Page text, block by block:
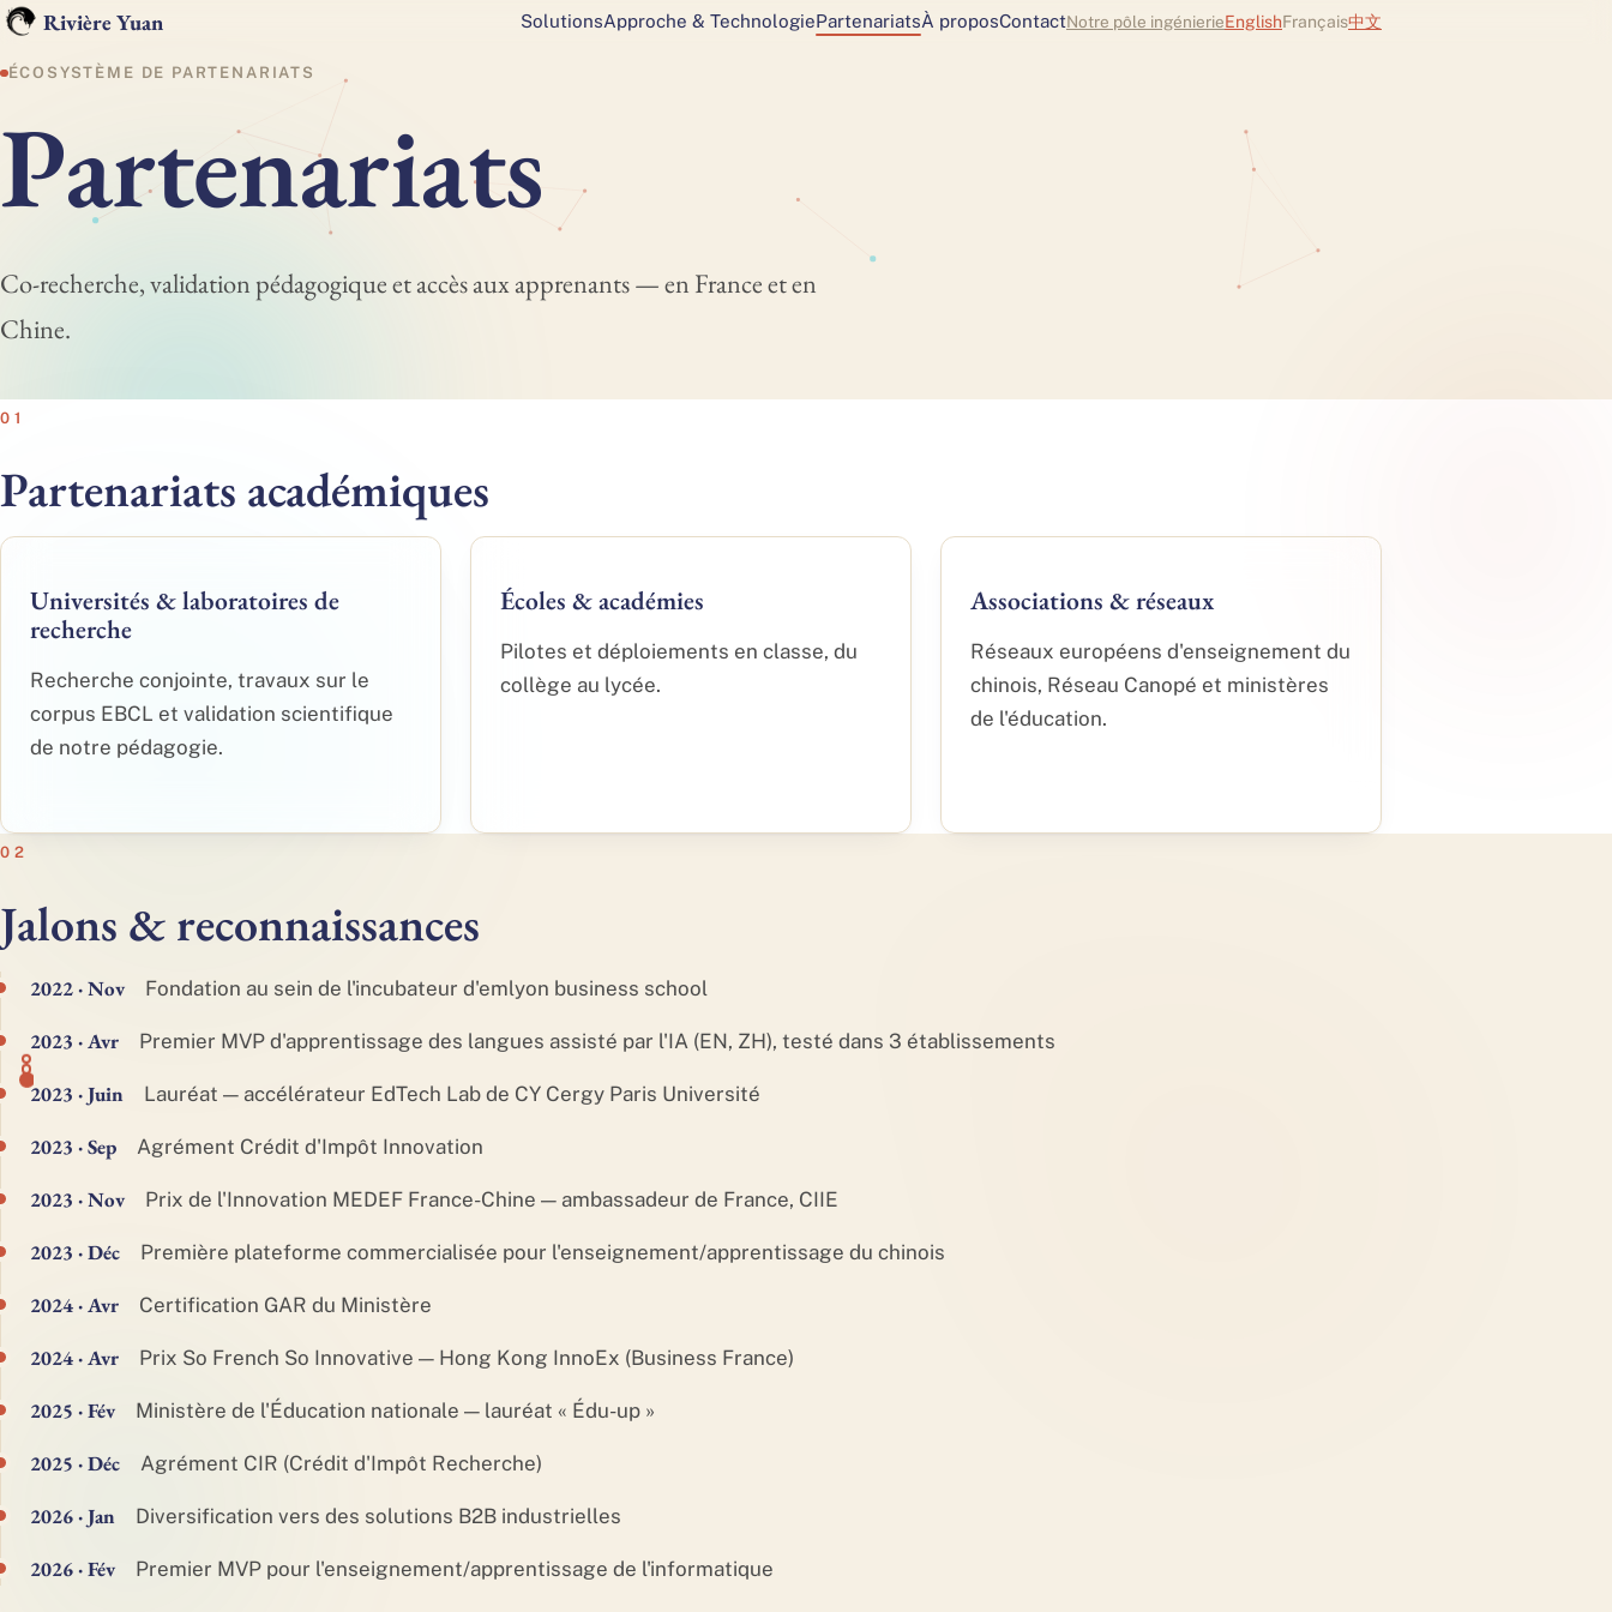
Rivière Yuan SolutionsApproche & TechnologiePartenariatsÀ proposContactNotre pôle ingénierieEnglishFrançais中文
ÉCOSYSTÈME DE PARTENARIATS
Partenariats
Co-recherche, validation pédagogique et accès aux apprenants — en France et en
Chine.
01
Partenariats académiques
Universités & laboratoires de
recherche
Recherche conjointe, travaux sur le
corpus EBCL et validation scientifique
de notre pédagogie.
Écoles & académies
Pilotes et déploiements en classe, du
collège au lycée.
Associations & réseaux
Réseaux européens d'enseignement du
chinois, Réseau Canopé et ministères
de l'éducation.
02
Jalons & reconnaissances
2022 · Nov Fondation au sein de l'incubateur d'emlyon business school
2023 · Avr Premier MVP d'apprentissage des langues assisté par l'IA (EN, ZH), testé dans 3 établissements
2023 · Juin Lauréat — accélérateur EdTech Lab de CY Cergy Paris Université
2023 · Sep Agrément Crédit d'Impôt Innovation
2023 · Nov Prix de l'Innovation MEDEF France-Chine — ambassadeur de France, CIIE
2023 · Déc Première plateforme commercialisée pour l'enseignement/apprentissage du chinois
2024 · Avr Certification GAR du Ministère
2024 · Avr Prix So French So Innovative — Hong Kong InnoEx (Business France)
2025 · Fév Ministère de l'Éducation nationale — lauréat « Édu-up »
2025 · Déc Agrément CIR (Crédit d'Impôt Recherche)
2026 · Jan Diversification vers des solutions B2B industrielles
2026 · Fév Premier MVP pour l'enseignement/apprentissage de l'informatique